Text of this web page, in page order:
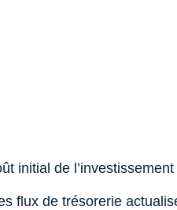
initial de l’investissement
flux de trésorerie